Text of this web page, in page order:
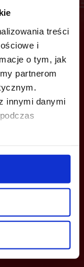
treści
i
o tym, jak
partnerom
innymi danymi